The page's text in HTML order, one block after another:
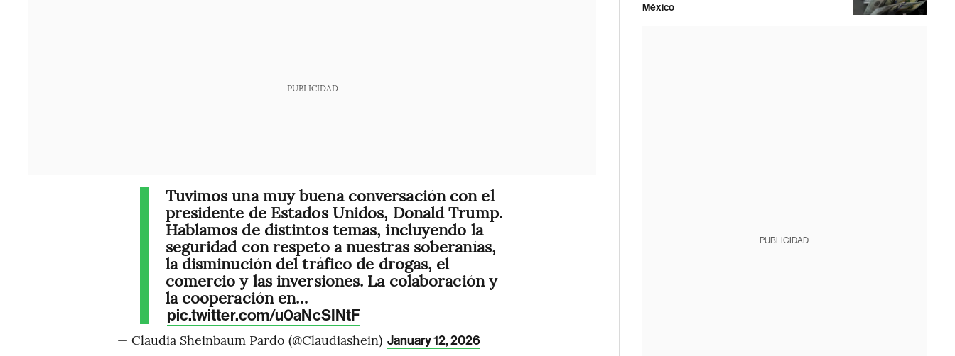
PUBLICIDAD
Tuvimos una muy buena conversación con el
presidente de Estados Unidos, Donald Trump.
Hablamos de distintos temas, incluyendo la
seguridad con respeto a nuestras soberanías,
la disminución del tráfico de drogas, el
comercio y las inversiones. La colaboración y
la cooperación en…
pic.twitter.com/u0aNcSINtF
— Claudia Sheinbaum Pardo (@Claudiashein) January 12, 2026
México
PUBLICIDAD